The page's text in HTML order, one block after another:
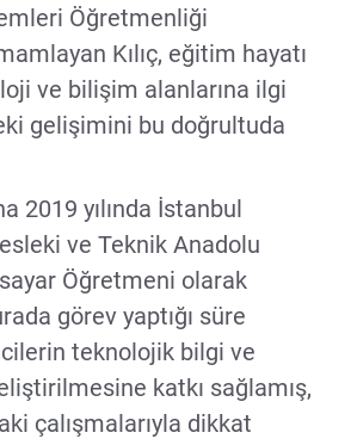
Öğretmenliği
Kılıç, eğitim hayatı
ve bilişim alanlarına ilgi
gelişimini bu doğrultuda
2019 yılında İstanbul
ve Teknik Anadolu
Öğretmeni olarak
görev yaptığı süre
teknolojik bilgi ve
katkı sağlamış,
çalışmalarıyla dikkat